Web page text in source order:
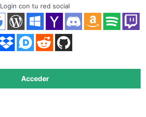
Acceder
Login con tu red social